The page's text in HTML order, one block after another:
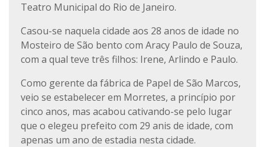
Teatro Municipal do Rio de Janeiro.
Casou-se naquela cidade aos 28 anos de idade no
Mosteiro de São bento com Aracy Paulo de Souza,
com a qual teve três filhos: Irene, Arlindo e Paulo.
Como gerente da fábrica de Papel de São Marcos,
veio se estabelecer em Morretes, a princípio por
cinco anos, mas acabou cativando-se pelo lugar
que o elegeu prefeito com 29 anis de idade, com
apenas um ano de estadia nesta cidade.